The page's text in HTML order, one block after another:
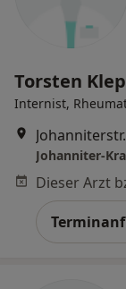
Torsten
Internist,